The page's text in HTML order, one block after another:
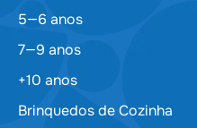
5—6 anos
7—9 anos
+10 anos
Brinquedos de Cozinha